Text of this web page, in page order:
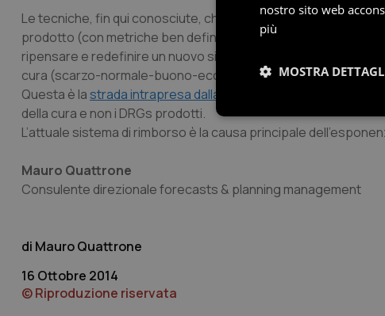
Le tecniche, fin qui conosciute, che possono essere
prodotto (con metriche ben definite), che può essere
ripensare e redefinire un nuovo sistema di rimborso che
cura (scarzo-normale-buono-eccellente).
Questa è lastrada intrapresa dalla Harvard management
della cura e non i DRGs prodotti.
L’attuale sistema di rimborso è la causa principale
Mauro Quattrone
Consulente direzionale forecasts & planning management
Mauro Quattrone
16 Ottobre 2014
© Riproduzione riservata
nostro sito web
più
MOSTRA
Necessari